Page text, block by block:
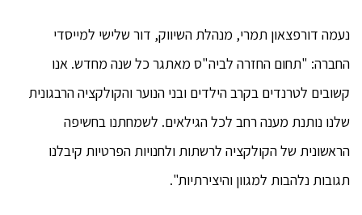
נעמה דורפצאון תמרי, מנהלת השיווק, דור שלישי למייסדי
החברה: "תחום החזרה לביה"ס מאתגר כל שנה מחדש. אנו
קשובים לטרנדים בקרב הילדים ובני הנוער והקולקציה הרבגונית
שלנו נותנת מענה רחב לכל הגילאים. לשמחתנו בחשיפה
הראשונית של הקולקציה לרשתות ולחנויות הפרטיות קיבלנו
תגובות נלהבות למגוון והיצירתיות".